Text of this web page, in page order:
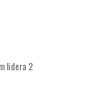
lidera 2